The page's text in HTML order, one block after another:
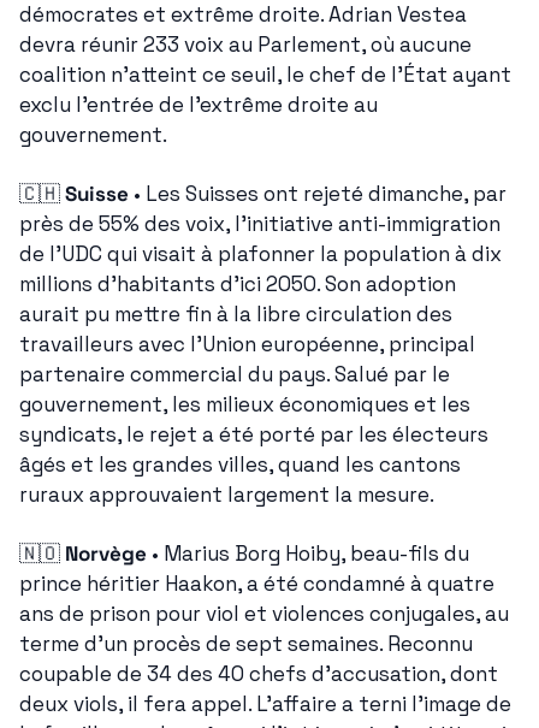
démocrates et extrême droite. Adrian Vestea
devra réunir 233 voix au Parlement, où aucune
coalition n'atteint ce seuil, le chef de l'État ayant
exclu l'entrée de l'extrême droite au
gouvernement.
🇨🇭Suisse • Les Suisses ont rejeté dimanche, par
près de 55% des voix, l'initiative anti-immigration
de l'UDC qui visait à plafonner la population à dix
millions d'habitants d'ici 2050. Son adoption
aurait pu mettre fin à la libre circulation des
travailleurs avec l'Union européenne, principal
partenaire commercial du pays. Salué par le
gouvernement, les milieux économiques et les
syndicats, le rejet a été porté par les électeurs
âgés et les grandes villes, quand les cantons
ruraux approuvaient largement la mesure.
🇳🇴 Norvège • Marius Borg Hoiby, beau-fils du
prince héritier Haakon, a été condamné à quatre
ans de prison pour viol et violences conjugales, au
terme d'un procès de sept semaines. Reconnu
coupable de 34 des 40 chefs d'accusation, dont
deux viols, il fera appel. L'affaire a terni l'image de